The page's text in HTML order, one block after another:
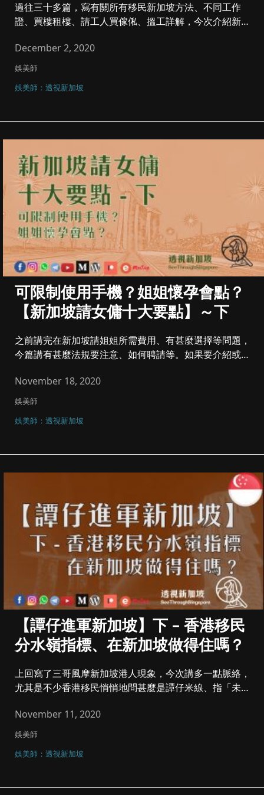
過往三十多篇，寫有關所有移民新加坡方法、不同工作
證、買樓租樓、請工人買傢俬、搵工詳解，今次介紹新的
December 2, 2020
娛美師
娛美師：透視新加坡
可限制使用手機？姐姐懷孕會點？
【新加坡請女傭十大要點】～下
之前講完在新加坡請姐姐所需費用、有甚麼選擇等問題，
今篇講有甚麼法規要注意、如何聘請等。如果要介紹或分
November 18, 2020
娛美師
娛美師：透視新加坡
【譚仔進軍新加坡】下 – 香港移民
分水嶺指標、在新加坡做得住嗎？
上回寫了三哥風摩新加坡港人現象，今次講多一點脈絡，
尤其是不少香港移民悄悄地問甚麼是譚仔米線、指「未食
November 11, 2020
娛美師
娛美師：透視新加坡